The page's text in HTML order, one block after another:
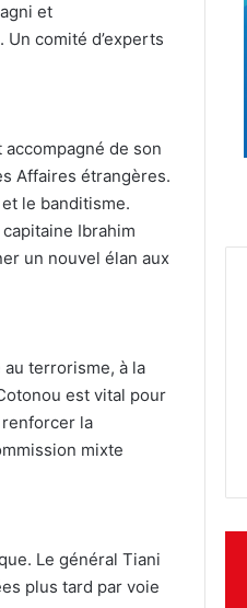
et
comité d’experts
de son
Affaires étrangères.
le banditisme.
Ibrahim
un nouvel élan aux
terrorisme, à la
est vital pour
renforcer la
mixte
Le général Tiani
plus tard par voie